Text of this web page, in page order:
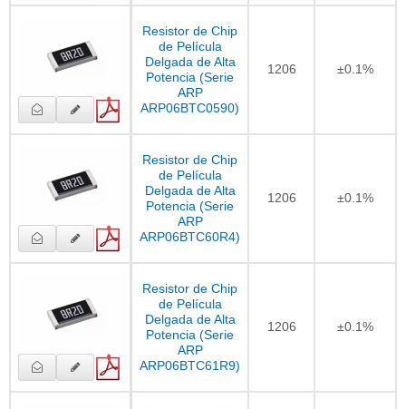
Resistor de Chip
de Película
Delgada de Alta
Potencia (Serie
ARP
ARP06BTC0590)
1206 ±0.1%
Resistor de Chip
de Película
Delgada de Alta
Potencia (Serie
ARP
ARP06BTC60R4)
1206 ±0.1%
Resistor de Chip
de Película
Delgada de Alta
Potencia (Serie
ARP
ARP06BTC61R9)
1206 ±0.1%